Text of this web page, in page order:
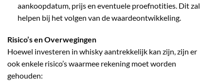
aankoopdatum, prijs en eventuele proefnotities. Dit zal
helpen bij het volgen van de waardeontwikkeling.
Risico’s en Overwegingen
Hoewel investeren in whisky aantrekkelijk kan zijn, zijn er
ook enkele risico’s waarmee rekening moet worden
gehouden: